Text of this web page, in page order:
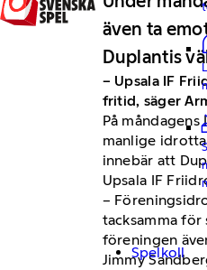
Spelkoll
även ta
Duplantis
– Upsala IF
fritid, säger
På
manlige
innebär att
Upsala IF
–
tacksamma
föreningen
Jimmy